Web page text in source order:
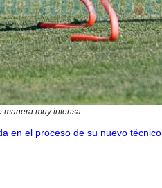
manera muy intensa.
en el proceso de su nuevo técnico